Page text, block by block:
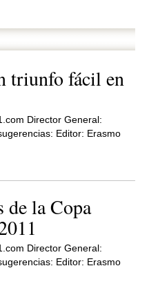
triunfo fácil en
Director General:
Editor: Erasmo
de la Copa
Director General:
Editor: Erasmo